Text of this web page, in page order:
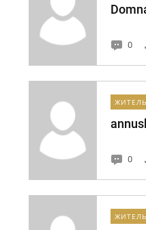
0
ЖИТЕЛЬ
0
ЖИТЕЛЬ